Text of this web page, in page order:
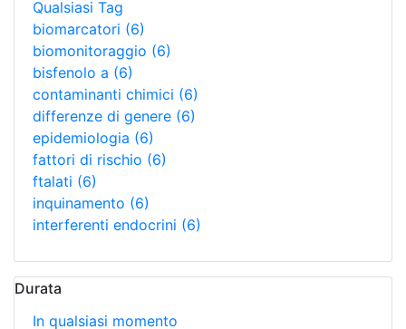
Qualsiasi Tag
biomarcatori (6)
biomonitoraggio (6)
bisfenolo a (6)
contaminanti chimici (6)
differenze di genere (6)
epidemiologia (6)
fattori di rischio (6)
ftalati (6)
inquinamento (6)
interferenti endocrini (6)
Durata
In qualsiasi momento